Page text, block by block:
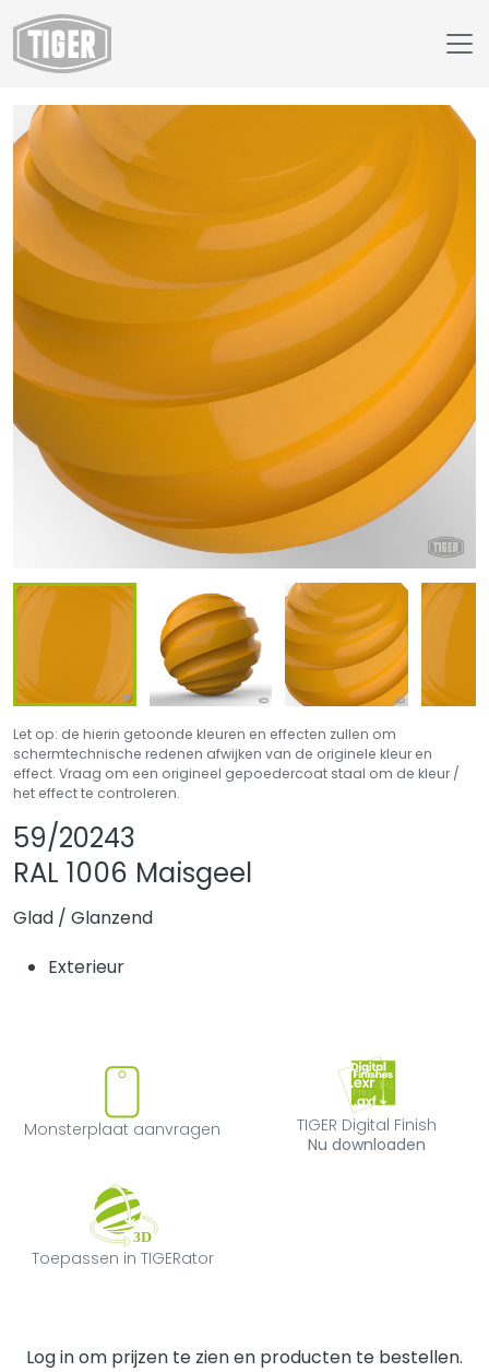
Webshop
59/20243 - RAL 1006 Maisgeel
Let op: de hierin getoonde kleuren en effecten zullen om
schermtechnische redenen afwijken van de originele kleur en
effect. Vraag om een origineel gepoedercoat staal om de kleur /
het effect te controleren.
59/20243
RAL 1006 Maisgeel
Glad / Glanzend
Exterieur
Monsterplaat aanvragen
Monsterplaat aanvragen
TIGER Digital
TIGER Digital Finish
Nu downloaden
Toepassen in TIGERator
Toepassen in TIGERator
Log in om prijzen te zien en producten te bestellen.